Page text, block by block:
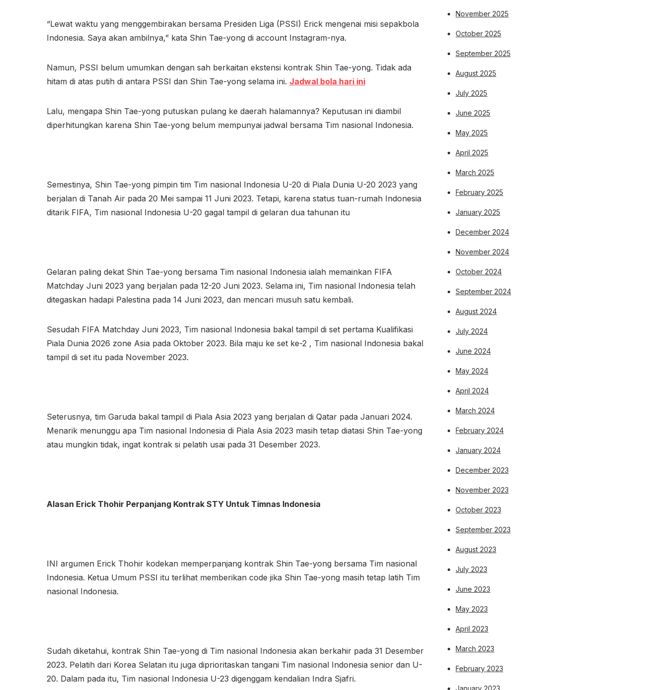
“Lewat waktu yang menggembirakan bersama Presiden Liga (PSSI) Erick mengenai misi sepakbola
Indonesia. Saya akan ambilnya,” kata Shin Tae-yong di account Instagram-nya.
Namun, PSSI belum umumkan dengan sah berkaitan ekstensi kontrak Shin Tae-yong. Tidak ada
hitam di atas putih di antara PSSI dan Shin Tae-yong selama ini. Jadwal bola hari ini
Lalu, mengapa Shin Tae-yong putuskan pulang ke daerah halamannya? Keputusan ini diambil
diperhitungkan karena Shin Tae-yong belum mempunyai jadwal bersama Tim nasional Indonesia.
Semestinya, Shin Tae-yong pimpin tim Tim nasional Indonesia U-20 di Piala Dunia U-20 2023 yang
berjalan di Tanah Air pada 20 Mei sampai 11 Juni 2023. Tetapi, karena status tuan-rumah Indonesia
ditarik FIFA, Tim nasional Indonesia U-20 gagal tampil di gelaran dua tahunan itu
Gelaran paling dekat Shin Tae-yong bersama Tim nasional Indonesia ialah memainkan FIFA
Matchday Juni 2023 yang berjalan pada 12-20 Juni 2023. Selama ini, Tim nasional Indonesia telah
ditegaskan hadapi Palestina pada 14 Juni 2023, dan mencari musuh satu kembali.
Sesudah FIFA Matchday Juni 2023, Tim nasional Indonesia bakal tampil di set pertama Kualifikasi
Piala Dunia 2026 zone Asia pada Oktober 2023. Bila maju ke set ke-2 , Tim nasional Indonesia bakal
tampil di set itu pada November 2023.
Seterusnya, tim Garuda bakal tampil di Piala Asia 2023 yang berjalan di Qatar pada Januari 2024.
Menarik menunggu apa Tim nasional Indonesia di Piala Asia 2023 masih tetap diatasi Shin Tae-yong
atau mungkin tidak, ingat kontrak si pelatih usai pada 31 Desember 2023.
Alasan Erick Thohir Perpanjang Kontrak STY Untuk Timnas Indonesia
INI argumen Erick Thohir kodekan memperpanjang kontrak Shin Tae-yong bersama Tim nasional
Indonesia. Ketua Umum PSSI itu terlihat memberikan code jika Shin Tae-yong masih tetap latih Tim
nasional Indonesia.
Sudah diketahui, kontrak Shin Tae-yong di Tim nasional Indonesia akan berkahir pada 31 Desember
2023. Pelatih dari Korea Selatan itu juga diprioritaskan tangani Tim nasional Indonesia senior dan U-
20. Dalam pada itu, Tim nasional Indonesia U-23 digenggam kendalian Indra Sjafri.
November 2025
October 2025
September 2025
August 2025
July 2025
June 2025
May 2025
April 2025
March 2025
February 2025
January 2025
December 2024
November 2024
October 2024
September 2024
August 2024
July 2024
June 2024
May 2024
April 2024
March 2024
February 2024
January 2024
December 2023
November 2023
October 2023
September 2023
August 2023
July 2023
June 2023
May 2023
April 2023
March 2023
February 2023